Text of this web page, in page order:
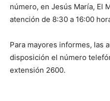
número, en Jesús María, El
atención de 8:30 a 16:00
Para mayores informes, las
disposición el número
extensión 2600.